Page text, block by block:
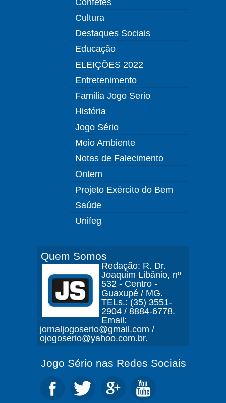
Cultura
Destaques Sociais
Educação
ELEIÇÕES 2022
Entretenimento
Familia Jogo Serio
História
Jogo Sério
Meio Ambiente
Notas de Falecimento
Ontem
Projeto Exército do Bem
Saúde
Unifeg
Quem Somos
Redação: R. Dr.
Joaquim Libânio, nº
532 - Centro -
Guaxupé / MG.
TELs.: (35) 3551-
2904 / 8884-6778.
Email:
jornaljogoserio@gmail.com /
ojogoserio@yahoo.com.br.
Jogo Sério nas Redes Sociais